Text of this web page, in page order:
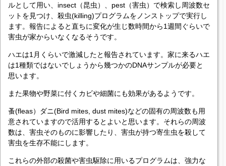
ルとして用い、insect（昆虫）、pest（害虫）で検索し周波数セ
ットを見つけ、殺虫(killing)プログラムをノンストップで実行し
ます。報告によると直ちに変化が生じ数時間から1週間ぐらいで
害虫が家からいなくなるそうです。
ハエは1月くらいで激減したと報告されています。家に来るハエ
は1種類ではないでしょうから幾つかのDNAサンプルが必要と
思います。
また果物や野菜に付くカビや細菌にも効果があるようです。
蚤(fleas）ダニ(Bird mites, dust mites)などの固有の周波数も用
意されていますので活用するとよいと思います。それらの周波
数は、害虫そのものに影響したり、害虫が持つ寄生虫を殺して
害虫を生存不能にします。
これらの外部の殺菌や害虫駆除に用いるプログラムは、強力な